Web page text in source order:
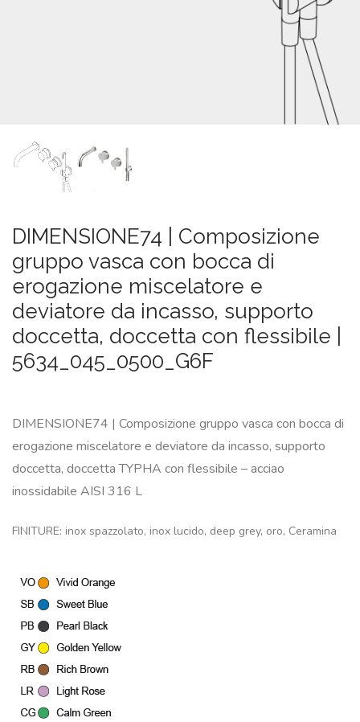
DIMENSIONE74 | Composizione
gruppo vasca con bocca di
erogazione miscelatore e
deviatore da incasso, supporto
doccetta, doccetta con flessibile |
5634_045_0500_G6F
DIMENSIONE74 | Composizione gruppo vasca con bocca di
erogazione miscelatore e deviatore da incasso, supporto
doccetta, doccetta TYPHA con flessibile – acciao
inossidabile AISI 316 L
FINITURE: inox spazzolato, inox lucido, deep grey, oro, Ceramina
CERCA